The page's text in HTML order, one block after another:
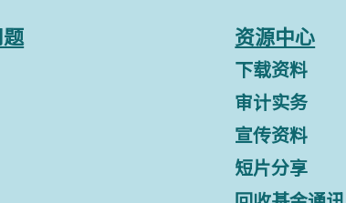
资源中心
下载资料
审计实务
宣传资料
短片分享